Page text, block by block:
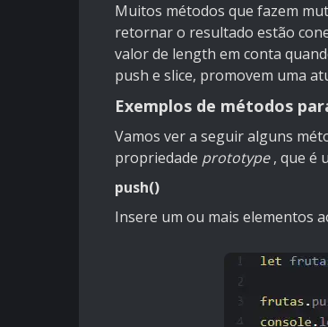
Muitos métodos que fazem
retornar o resultado estão
valor de length em conta
push e slice, promovem uma
Exemplos de métodos
Vamos ver a seguir alguns
propriedade prototype, que é
push()
Insere um ou mais elementos